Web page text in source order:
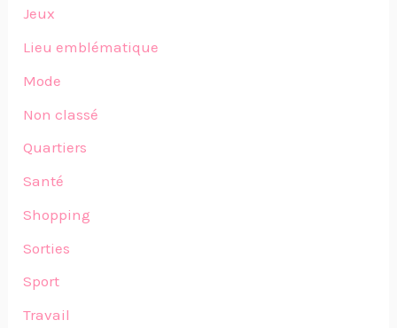
Jeux
Lieu emblématique
Mode
Non classé
Quartiers
Santé
Shopping
Sorties
Sport
Travail